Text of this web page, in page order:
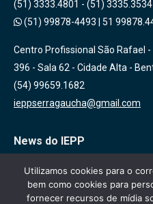
(51) 3333.4801 - (51) 3335.3534
(51) 99878-4493
51
Centro Profissional São Rafael -
396 - Sala 62 - Cidade Alta -
(54) 99659.1682
ieppserragaucha@gmail.com
News do IEPP
Inscreva-se em nossa lista de
sobre nossas atividades, cursos
Utilizamos cookies para o
bem como cookies para
fornecer recursos de mídia